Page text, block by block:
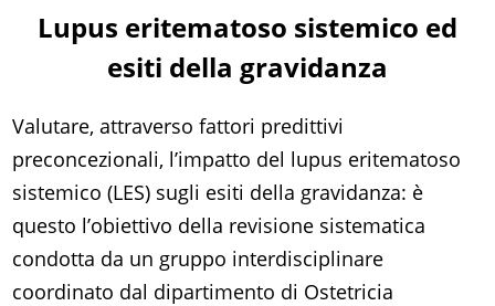
Lupus eritematoso sistemico ed
esiti della gravidanza
Valutare, attraverso fattori predittivi
preconcezionali, l’impatto del lupus eritematoso
sistemico (LES) sugli esiti della gravidanza: è
questo l’obiettivo della revisione sistematica
condotta da un gruppo interdisciplinare
coordinato dal dipartimento di Ostetricia